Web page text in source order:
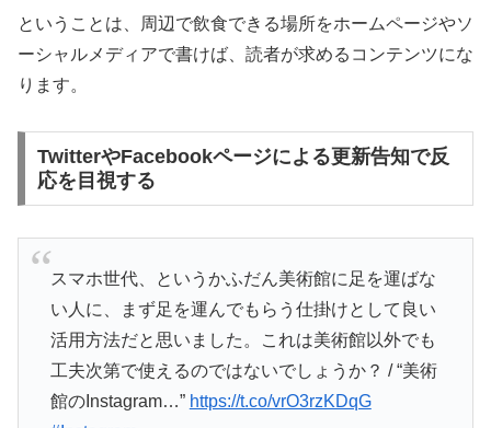
ということは、周辺で飲食できる場所をホームページやソ
ーシャルメディアで書けば、読者が求めるコンテンツにな
ります。
TwitterやFacebookページによる更新告知で反
応を目視する
スマホ世代、というかふだん美術館に足を運ばな
い人に、まず足を運んでもらう仕掛けとして良い
活用方法だと思いました。これは美術館以外でも
工夫次第で使えるのではないでしょうか？ / “美術
館のInstagram…” https://t.co/vrO3rzKDqG